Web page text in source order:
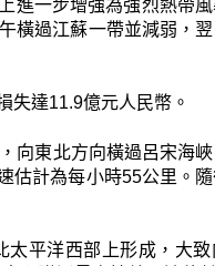
進一步增強為強烈熱帶
橫過江蘇一帶並減弱，
失達11.9億元人民幣。
向東北方向橫過呂宋海
估計為每小時55公里。
平洋西部上形成，大